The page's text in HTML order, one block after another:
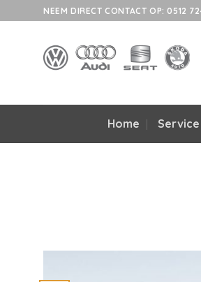
NEEM DIRECT CONTACT OP: 0512
Home Service